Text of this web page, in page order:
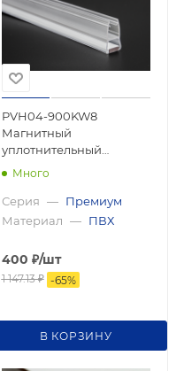
PVH04-900KW8
Магнитный
уплотнительный
профиль, прямой угол
premium
Много
Серия — Премиум
Материал — ПВХ
400 ₽/шт
1 147.13₽ -65%
В КОРЗИНУ